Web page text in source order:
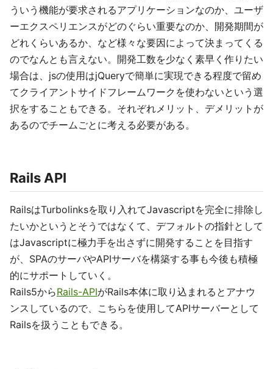
ういう機能が要求されるアプリケーションなのか、ユーザ
ーエクスペリエンスがどのぐらい重要なのか、開発期間が
どれくらいあるか、など様々な要因によって決まってくる
のでなんとも言えない。開発工数を少なく素早く作りたい
場合は、jsの使用はjQueryで簡単に実現できる程度で留め
てクライアントサイドフレームワークを使わないという選
択をすることもできる。それぞれメリット、デメリットが
あるのでチームごとに考える必要がある。
Rails API
RailsはTurbolinksを取り入れてJavascriptを完全に排除し
たいかというとそうではなくて、デフォルトの指針として
はJavascriptに極力手を出さずに開発することを目指す
が、SPAのサーバやAPIサーバを構築する事も今後も積極
的にサポートしていく。
Rails5からRails-APIがRails本体に取り込まれるとアナウ
ンスしているので、こちらを使用してAPIサーバーとして
Railsを扱うこともできる。